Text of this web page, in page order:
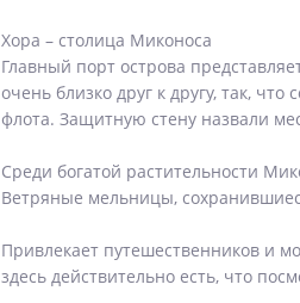
Хора – столица Миконоса
Главный порт острова
очень близко друг к другу, так,
флота. Защитную стену назвали
Среди богатой растительности
Ветряные мельницы,
Привлекает путешественников и
здесь действительно есть, что